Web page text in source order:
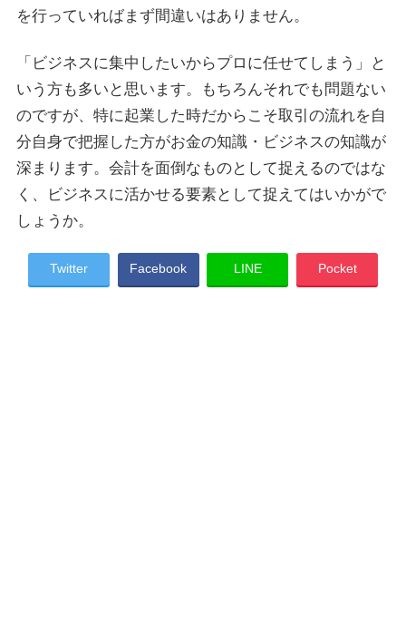
を行っていればまず間違いはありません。
「ビジネスに集中したいからプロに任せてしまう」と
いう方も多いと思います。もちろんそれでも問題ない
のですが、特に起業した時だからこそ取引の流れを自
分自身で把握した方がお金の知識・ビジネスの知識が
深まります。会計を面倒なものとして捉えるのではな
く、ビジネスに活かせる要素として捉えてはいかがで
しょうか。
Twitter Facebook LINE Pocket